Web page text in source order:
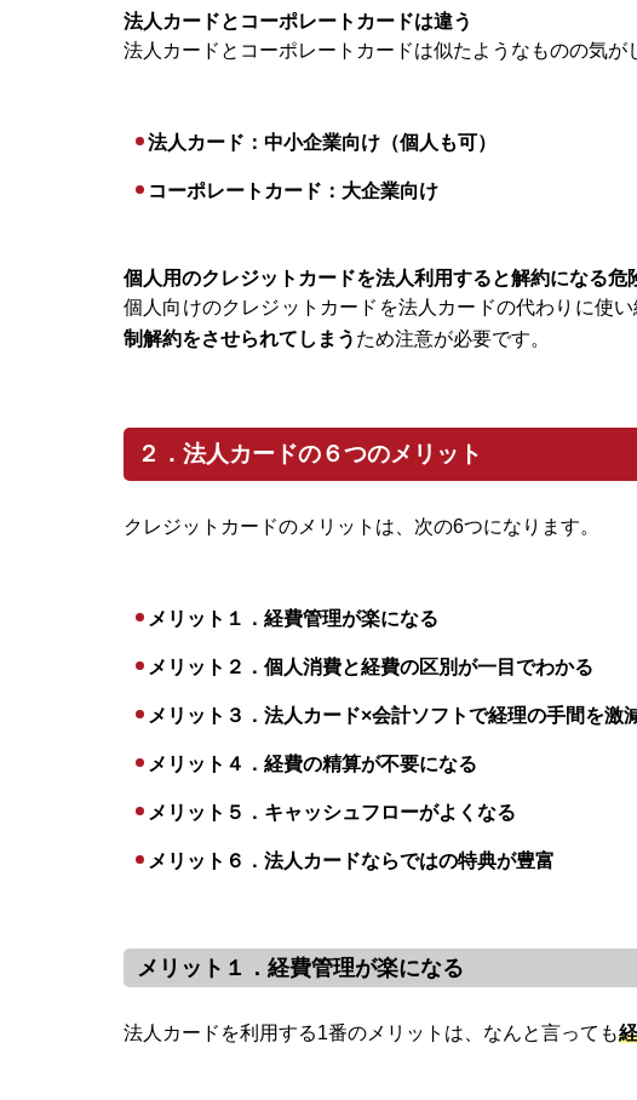
法人カードとコーポレートカードは違う
法人カードとコーポレートカードは似たようなものの気が
法人カード：中小企業向け（個人も可）
コーポレートカード：大企業向け
個人用のクレジットカードを法人利用すると解約になる危
個人向けのクレジットカードを法人カードの代わりに使い
制解約をさせられてしまう ため注意が必要です。
２．法人カードの６つのメリット
クレジットカードのメリットは、次の6つになります。
メリット１．経費管理が楽になる
メリット２．個人消費と経費の区別が一目でわかる
メリット３．法人カード×会計ソフトで経理の手間を激
メリット４．経費の精算が不要になる
メリット５．キャッシュフローがよくなる
メリット６．法人カードならではの特典が豊富
メリット１．経費管理が楽になる
法人カードを利用する1番のメリットは、なんと言っても